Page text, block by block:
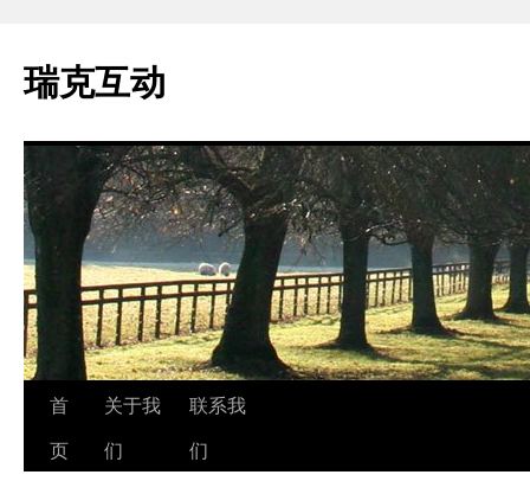
瑞克互动
跳
至
首
页
关于我
们
联系我
们